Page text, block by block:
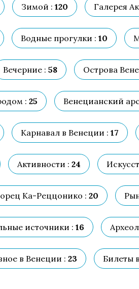
Зимой : 120 Галерея
Водные прогулки : 10
Вечерние : 58 Острова
: 25 Венецианский
Карнавал в Венеции : 17
Активности : 24
Ка-Реццонико : 20
источники : 16
в Венеции : 23 Билеты